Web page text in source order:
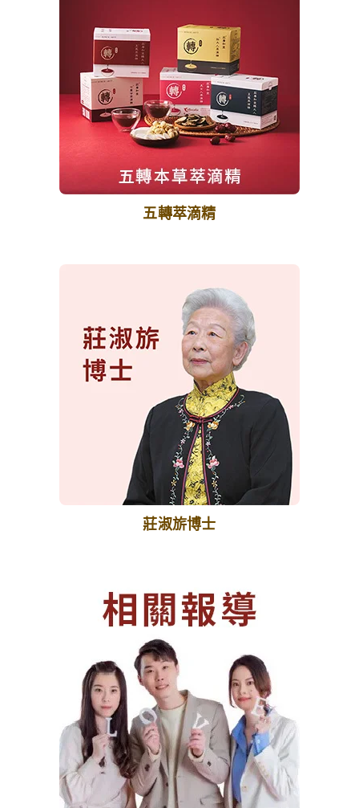
五轉萃滴精
莊淑旂博士